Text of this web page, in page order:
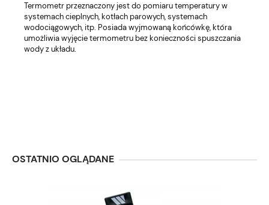
Termometr przeznaczony jest do pomiaru temperatury w
systemach cieplnych, kotłach parowych, systemach
wodociągowych, itp. Posiada wyjmowaną końcówkę, która
umożliwia wyjęcie termometru bez konieczności spuszczania
wody z układu.
OSTATNIO OGLĄDANE